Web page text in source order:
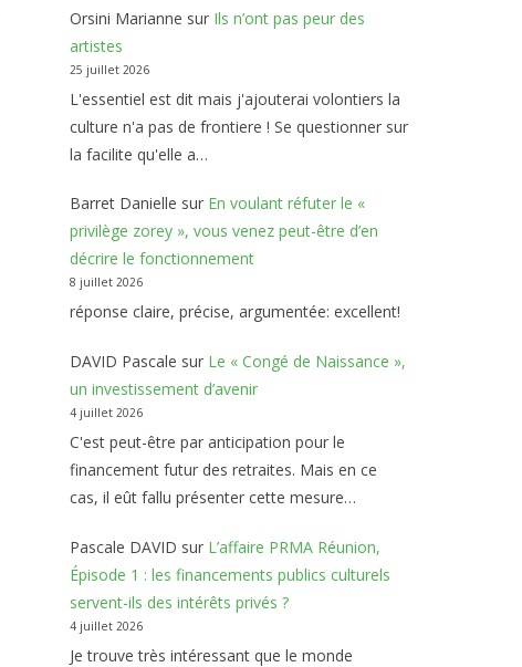
Orsini Marianne sur Ils n’ont pas peur des
artistes
25 juillet 2026
L'essentiel est dit mais j'ajouterai volontiers la
culture n'a pas de frontiere ! Se questionner sur
la facilite qu'elle a…
Barret Danielle sur En voulant réfuter le «
privilège zorey », vous venez peut-être d’en
décrire le fonctionnement
8 juillet 2026
réponse claire, précise, argumentée: excellent!
DAVID Pascale sur Le « Congé de Naissance »,
un investissement d’avenir
4 juillet 2026
C'est peut-être par anticipation pour le
financement futur des retraites. Mais en ce
cas, il eût fallu présenter cette mesure…
Pascale DAVID sur L’affaire PRMA Réunion,
Épisode 1 : les financements publics culturels
servent-ils des intérêts privés ?
4 juillet 2026
Je trouve très intéressant que le monde